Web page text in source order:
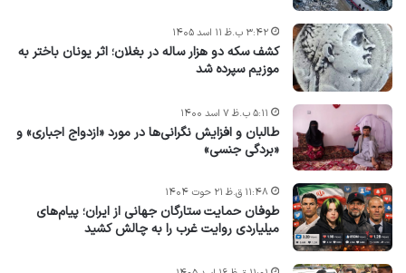
کشف سکه دو هزار ساله در بغلان؛ اثر یونان باختر به
موزیم سپرده شد
۳:۴۲ ب.ظ ۱۱ اسد ۱۴۰۵
طالبان و افزایش نگرانی‌ها در مورد «ازدواج اجباری» و
«بردگی جنسی»
۵:۱۱ ب.ظ ۷ اسد ۱۴۰۰
طوفان حمایت ستارگان جهانی از ایران؛ پیام‌های
میلیاردی روایت غرب را به چالش کشید
۱۱:۴۸ ق.ظ ۲۱ حوت ۱۴۰۴